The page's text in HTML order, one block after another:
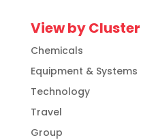
View by Cluster
Chemicals
Equipment & Systems
Technology
Travel
Group